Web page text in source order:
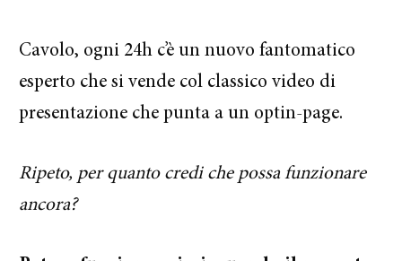
Cavolo, ogni 24h c’è un nuovo fantomatico
esperto che si vende col classico video di
presentazione che punta a un optin-page.
Ripeto, per quanto credi che possa funzionare
ancora?